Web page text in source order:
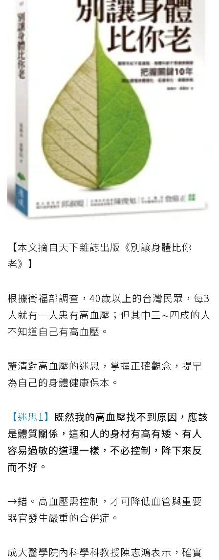
【本文摘自天下雜誌出版《別讓身體比你
老》】
根據衛福部調查，40歲以上的台灣民眾，每3
人就有一人患有高血壓；但其中三∼四成的人
不知道自己有高血壓。
釐清對高血壓的迷思，掌握正確觀念，提早
為自己的身體健康保本。
【迷思1】 既然我的高血壓找不到原因，應該
是體質關係，這和人的身材有高有矮、有人
容易過敏的道理一樣，不必控制，降下來反
而不好。
→錯。高血壓需控制，才可降低血管與重要
器官發生嚴重的合併症。
成大醫學院內科學科教授陳志鴻表示，確實